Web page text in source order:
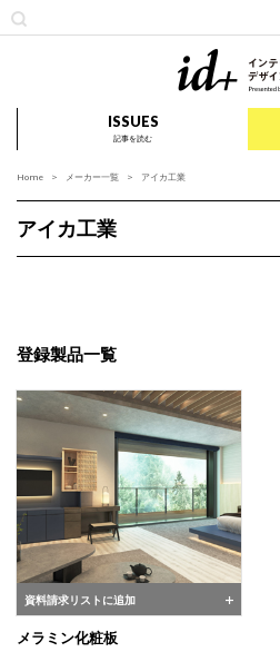
ISSUES
記事を読む
Home メーカー一覧 アイカ工業
アイカ工業
登録製品一覧
資料請求リストに追加
メラミン化粧板